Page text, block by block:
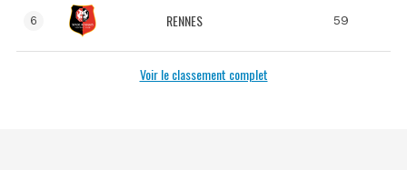
6 RENNES 59
Voir le classement complet